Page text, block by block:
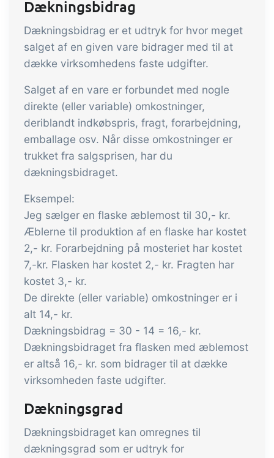
indtjening
Få fuldt indblik i økonomien i
forbindelse med handel og produktion
Salg og indkøb
Det skal være nemt at handle sammen.
Automatisér de mange opgaver
forbundet med samhandel
Sporbarhed &
kvalitetsstyring
Få fuld digital sporbarhed og
automatiseret kvalitetsstyring
Certifikater og
økologiregnskab
tracezilla gør det nemt at drive en
bæredygtig og certificeret
fødevarevirksomhed
Tilføjelse
B2B Commerce
B2B Commerce kan fungere som
B2B webshop for dine kunder
Opgaver & kontroller
API integration, brugerdefinerede
dokumenter m.m.
Dækningsbidrag
Dækningsbidrag er et udtryk for hvor meget
salget af en given vare bidrager med til at
dække virksomhedens faste udgifter.
Salget af en vare er forbundet med nogle
direkte (eller variable) omkostninger,
deriblandt indkøbspris, fragt, forarbejdning,
emballage osv. Når disse omkostninger er
trukket fra salgsprisen, har du
dækningsbidraget.
Eksempel:
Jeg sælger en flaske æblemost til 30,- kr.
Æblerne til produktion af en flaske har kostet
2,- kr. Forarbejdning på mosteriet har kostet
7,-kr. Flasken har kostet 2,- kr. Fragten har
kostet 3,- kr.
De direkte (eller variable) omkostninger er i
alt 14,- kr.
Dækningsbidrag = 30 - 14 = 16,- kr.
Dækningsbidraget fra flasken med æblemost
er altså 16,- kr. som bidrager til at dække
virksomheden faste udgifter.
Dækningsgrad
Dækningsbidraget kan omregnes til
dækningsgrad som er udtryk for